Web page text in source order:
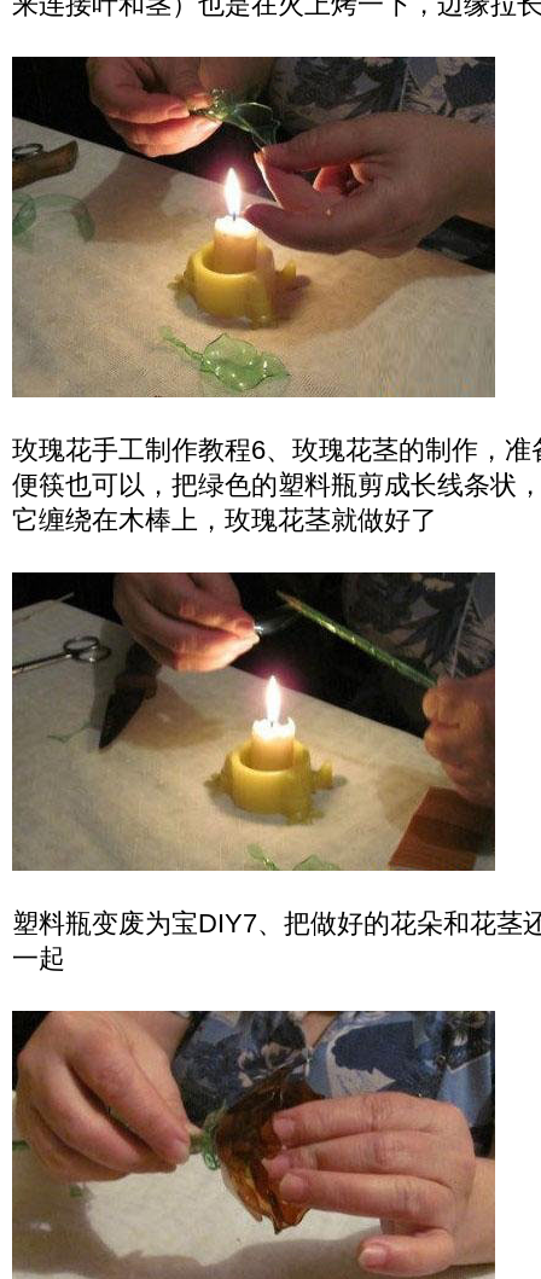
玫瑰花手工制作教程6、玫瑰花茎的制作，
便筷也可以，把绿色的塑料瓶剪成长线条状
它缠绕在木棒上，玫瑰花茎就做好了
塑料瓶变废为宝DIY7、把做好的花朵和花茎
一起